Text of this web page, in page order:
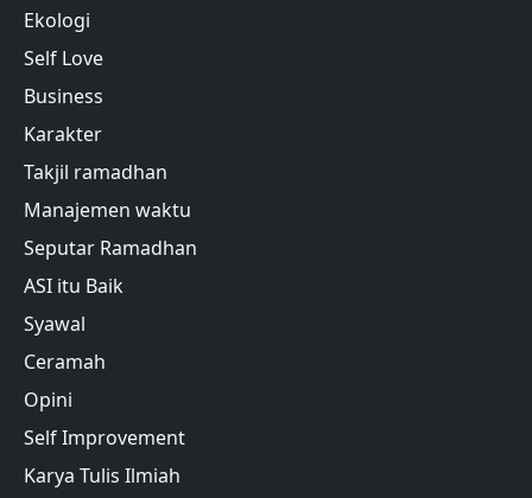
Ekologi
Self Love
Business
Karakter
Takjil ramadhan
Manajemen waktu
Seputar Ramadhan
ASI itu Baik
Syawal
Ceramah
Opini
Self Improvement
Karya Tulis Ilmiah